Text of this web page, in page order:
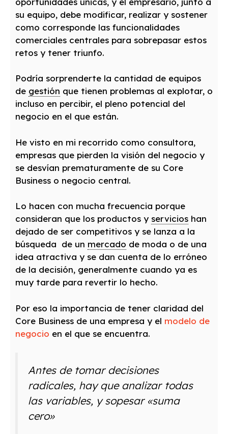
su equipo, debe modificar, realizar y sostener
como corresponde las funcionalidades
comerciales centrales para sobrepasar estos
retos y tener triunfo.
Podría sorprenderte la cantidad de equipos
de gestión que tienen problemas al explotar, o
incluso en percibir, el pleno potencial del
negocio en el que están.
He visto en mi recorrido como consultora,
empresas que pierden la visión del negocio y
se desvían prematuramente de su Core
Business o negocio central.
Lo hacen con mucha frecuencia porque
consideran que los productos y servicios han
dejado de ser competitivos y se lanza a la
búsqueda de un mercado de moda o de una
idea atractiva y se dan cuenta de lo erróneo
de la decisión, generalmente cuando ya es
muy tarde para revertir lo hecho.
Por eso la importancia de tener claridad del
Core Business de una empresa y el modelo de
negocio en el que se encuentra.
Antes de tomar decisiones
radicales, hay que analizar todas
las variables, y sopesar «suma
cero»